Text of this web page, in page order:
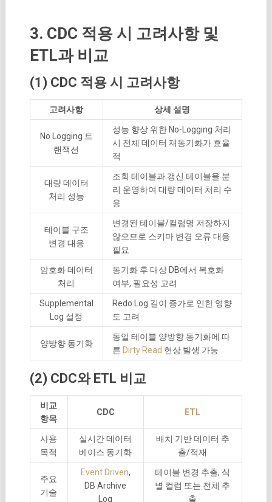
3. CDC 적용 시 고려사항 및
ETL과 비교
(1) CDC 적용 시 고려사항
고려사항 상세 설명
No Logging 트
랜잭션
성능 향상 위한 No-Logging 처리
시 전체 데이터 재동기화가 효율
적
대량 데이터
처리 성능
조회 테이블과 갱신 테이블을 분
리 운영하여 대량 데이터 처리 수
용
테이블 구조
변경 대응
변경된 테이블/컬럼명 저장하지
않으므로 스키마 변경 오류 대응
필요
암호화 데이터
처리
동기화 후 대상 DB에서 복호화
여부, 필요성 고려
Supplemental
Log 설정
Redo Log 길이 증가로 인한 영향
도 고려
양방향 동기화
동일 테이블 양방향 동기화에 따
른 Dirty Read 현상 발생 가능
(2) CDC와 ETL 비교
비교
항목
CDC ETL
사용
목적
실시간 데이터
베이스 동기화
배치 기반 데이터 추
출/적재
주요
기술
Event Driven,
DB Archive
Log
테이블 변경 추출, 식
별 컬럼 또는 전체 추
출